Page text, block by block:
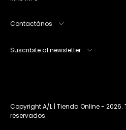
Contactános
Suscribite al newsletter
Copyright A/L | Tienda Online -
reservados.